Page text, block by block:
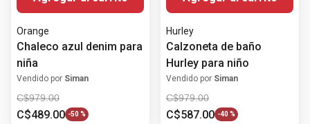
Orange
Chaleco azul denim para
niña
Vendido por Siman
C$979.00
C$489.00 -50 %
Hurley
Calzoneta de baño
Hurley para niño
Vendido por Siman
C$979.00
C$587.00 -40 %